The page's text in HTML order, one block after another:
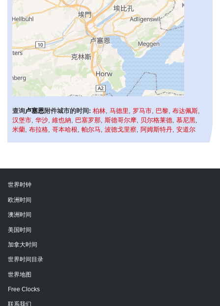
查询卢塞恩 附件城市的时间: 柏林 马德里 罗马市 巴黎 布达佩斯
汉堡市 华沙 維也納 巴塞罗那 斯德哥尔摩 贝尔格莱德 慕尼黑
米蘭 布拉格 哥本哈根 帕尔马 波德戈里察 阿姆斯特丹 安道尔
世界时钟
欧洲时间
澳洲时间
美国时间
加拿大时间
世界时间目录
世界地图
Free Clocks
联系我们